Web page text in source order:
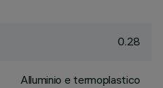
0.28
Alluminio e termoplastico